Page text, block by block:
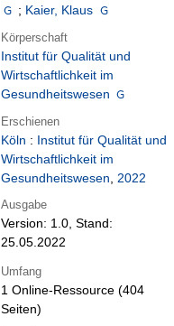
; Kaier, Klaus
Körperschaft
Institut für Qualität und
Wirtschaftlichkeit im
Gesundheitswesen
Erschienen
Köln : Institut für Qualität und
Wirtschaftlichkeit im
Gesundheitswesen, 2022
Ausgabe
Version: 1.0, Stand:
25.05.2022
Umfang
1 Online-Ressource (404
Seiten)